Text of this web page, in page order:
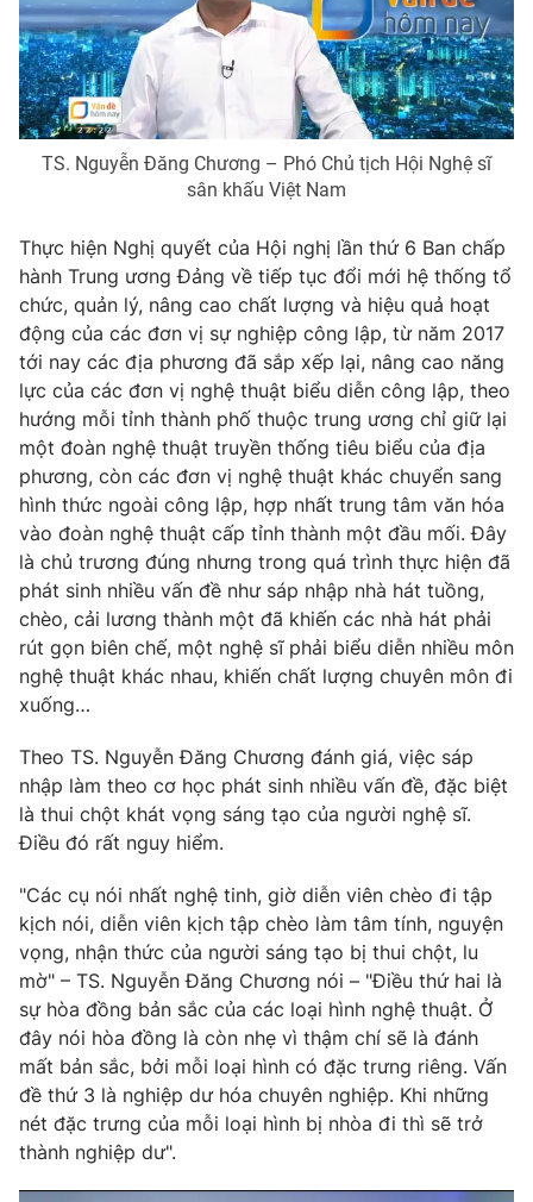
Chuyên mục khác
Emagazine Podcast
Photo Infographic
Shorts video
VTV Money VTV Thể thao
VTV Sức khoẻ Bất động sản
Thị trường 24h Tấm lòng Việt
VTV4 Vươn mình bằng AI
VTV9 VTV8
Liên hệ tòa soạn English
Theo dõi báo trên
Cơ quan báo chí: Thời báo VTV
Giấy phép hoạt động báo in và báo điện tử số 483/GP-BTTTT
cấp ngày 29/12/2023
Tổng Biên tập:
Vũ Thanh Thủy
Phó Tổng Biên tập:Nguyễn Thị Mỹ Hạnh, Phạm Quốc Thắng,
Nguyễn Trọng Ninh
Tổng đài VTV:024.38 355 931 - 024.38 355 932
Ðiện thoại Thời báo VTV:024.66 897 897
Email: toasoan@vtv.vn
Liên hệ quảng cáo:024-7300.7108
TS. Nguyễn Đăng Chương – Phó Chủ tịch Hội Nghệ sĩ
sân khấu Việt Nam
Thực hiện Nghị quyết của Hội nghị lần thứ 6 Ban chấp
hành Trung ương Đảng về tiếp tục đổi mới hệ thống tổ
chức, quản lý, nâng cao chất lượng và hiệu quả hoạt
động của các đơn vị sự nghiệp công lập, từ năm 2017
tới nay các địa phương đã sắp xếp lại, nâng cao năng
lực của các đơn vị nghệ thuật biểu diễn công lập, theo
hướng mỗi tỉnh thành phố thuộc trung ương chỉ giữ lại
một đoàn nghệ thuật truyền thống tiêu biểu của địa
phương, còn các đơn vị nghệ thuật khác chuyển sang
hình thức ngoài công lập, hợp nhất trung tâm văn hóa
vào đoàn nghệ thuật cấp tỉnh thành một đầu mối. Đây
là chủ trương đúng nhưng trong quá trình thực hiện đã
phát sinh nhiều vấn đề như sáp nhập nhà hát tuồng,
chèo, cải lương thành một đã khiến các nhà hát phải
rút gọn biên chế, một nghệ sĩ phải biểu diễn nhiều môn
nghệ thuật khác nhau, khiến chất lượng chuyên môn đi
xuống…
Theo TS. Nguyễn Đăng Chương đánh giá, việc sáp
nhập làm theo cơ học phát sinh nhiều vấn đề, đặc biệt
là thui chột khát vọng sáng tạo của người nghệ sĩ.
Điều đó rất nguy hiểm.
"Các cụ nói nhất nghệ tinh, giờ diễn viên chèo đi tập
kịch nói, diễn viên kịch tập chèo làm tâm tính, nguyện
vọng, nhận thức của người sáng tạo bị thui chột, lu
mờ" – TS. Nguyễn Đăng Chương nói – "Điều thứ hai là
sự hòa đồng bản sắc của các loại hình nghệ thuật. Ở
đây nói hòa đồng là còn nhẹ vì thậm chí sẽ là đánh
mất bản sắc, bởi mỗi loại hình có đặc trưng riêng. Vấn
đề thứ 3 là nghiệp dư hóa chuyên nghiệp. Khi những
nét đặc trưng của mỗi loại hình bị nhòa đi thì sẽ trở
thành nghiệp dư".